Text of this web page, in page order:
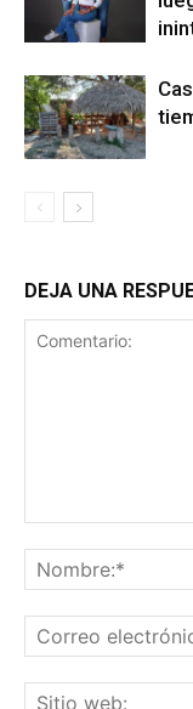
DEJA UNA